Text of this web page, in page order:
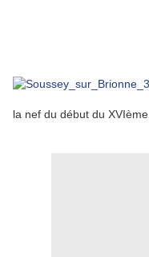
la nef du début du XVIème.